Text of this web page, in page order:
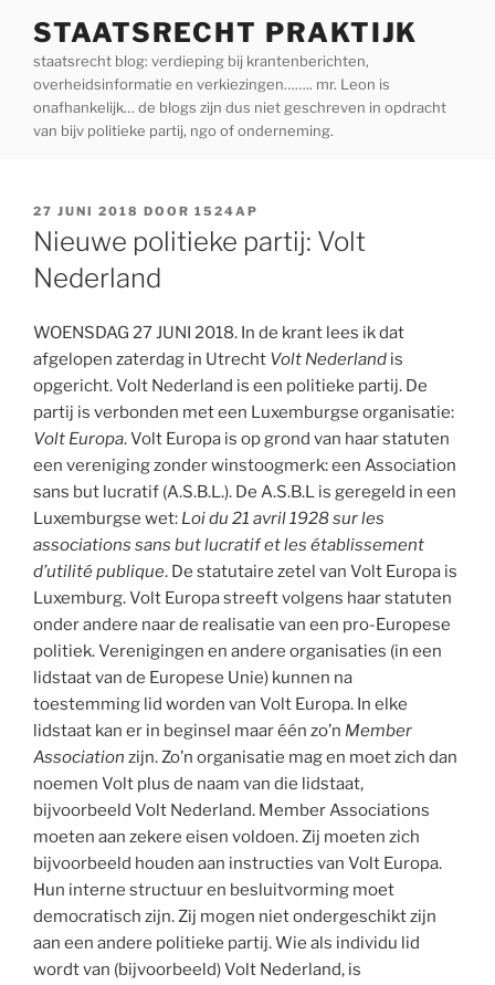
inhoud
STAATSRECHT PRAKTIJK
staatsrecht blog: verdieping bij krantenberichten,
overheidsinformatie en verkiezingen…….. mr. Leon is
onafhankelijk… de blogs zijn dus niet geschreven in opdracht
van bijv politieke partij, ngo of onderneming.
GEPLAATST
OP
27 JUNI 2018 DOOR 1524AP
Nieuwe politieke partij: Volt
Nederland
WOENSDAG 27 JUNI 2018. In de krant lees ik dat
afgelopen zaterdag in Utrecht Volt Nederland is
opgericht. Volt Nederland is een politieke partij. De
partij is verbonden met een Luxemburgse organisatie:
Volt Europa. Volt Europa is op grond van haar statuten
een vereniging zonder winstoogmerk: een Association
sans but lucratif (A.S.B.L.). De A.S.B.L is geregeld in een
Luxemburgse wet: Loi du 21 avril 1928 sur les
associations sans but lucratif et les établissement
d’utilité publique. De statutaire zetel van Volt Europa is
Luxemburg. Volt Europa streeft volgens haar statuten
onder andere naar de realisatie van een pro-Europese
politiek. Verenigingen en andere organisaties (in een
lidstaat van de Europese Unie) kunnen na
toestemming lid worden van Volt Europa. In elke
lidstaat kan er in beginsel maar één zo’n Member
Association zijn. Zo’n organisatie mag en moet zich dan
noemen Volt plus de naam van die lidstaat,
bijvoorbeeld Volt Nederland. Member Associations
moeten aan zekere eisen voldoen. Zij moeten zich
bijvoorbeeld houden aan instructies van Volt Europa.
Hun interne structuur en besluitvorming moet
democratisch zijn. Zij mogen niet ondergeschikt zijn
aan een andere politieke partij. Wie als individu lid
wordt van (bijvoorbeeld) Volt Nederland, is